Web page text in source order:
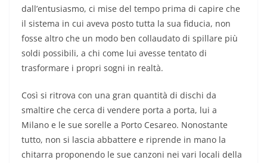
dall’entusiasmo, ci mise del tempo prima di capire che
il sistema in cui aveva posto tutta la sua fiducia, non
fosse altro che un modo ben collaudato di spillare più
soldi possibili, a chi come lui avesse tentato di
trasformare i propri sogni in realtà.
Così si ritrova con una gran quantità di dischi da
smaltire che cerca di vendere porta a porta, lui a
Milano e le sue sorelle a Porto Cesareo. Nonostante
tutto, non si lascia abbattere e riprende in mano la
chitarra proponendo le sue canzoni nei vari locali della